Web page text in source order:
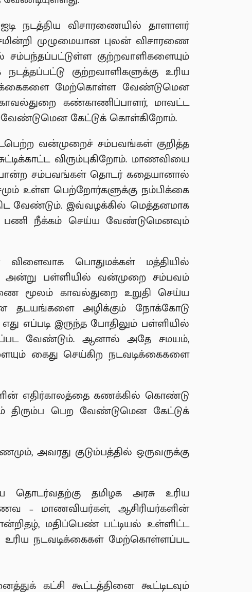
நடத்திய விசாரணையில் தாளாளர்
முழுமையான புலன் விசாரணை
குற்றவாளிகளையும்
குற்றவாளிகளுக்கு உரிய
மேற்கொள்ள வேண்டுமென
கண்காணிப்பாளர், மாவட்ட
வேண்டுமென கேட்டுக் கொள்கிறோம்.
வன்முறைச் சம்பவங்கள் குறித்த
விரும்புகிறோம். மாணவியை
சம்பவங்கள் தொடர் கதையானால்
உள்ள பெற்றோர்களுக்கு நம்பிக்கை
வேண்டும். இவ்வழக்கில் மெத்தனமாக
பணி நீக்கம் செய்ய வேண்டுமெனவும்
விளைவாக பொதுமக்கள் மத்தியில்
அன்று பள்ளியில் வன்முறை சம்பவம்
மூலம் காவல்துறை உறுதி செய்ய
தடயங்களை அழிக்கும் நோக்கோடு
எப்படி இருந்த போதிலும் பள்ளியில்
வேண்டும். ஆனால் அதே சமயம்,
கைது செய்கிற நடவடிக்கைகளை
எதிர்காலத்தை கணக்கில் கொண்டு
பெற வேண்டுமென கேட்டுக்
அவரது குடும்பத்தில் ஒருவருக்கு
தொடர்வதற்கு தமிழக அரசு உரிய
– மாணவியர்கள், ஆசிரியர்களின்
மதிப்பெண் பட்டியல் உள்ளிட்ட
நடவடிக்கைகள் மேற்கொள்ளப்பட
கட்சி கூட்டத்தினை கூட்டிடவும்